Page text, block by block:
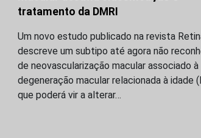
tratamento da DMRI
Um novo estudo publicado na revista
descreve um subtipo até agora não
de neovascularização macular associado à
degeneração macular relacionada à idade
que poderá vir a alterar…